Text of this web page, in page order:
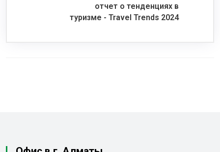
отчет о тенденциях в
туризме - Travel Trends 2024